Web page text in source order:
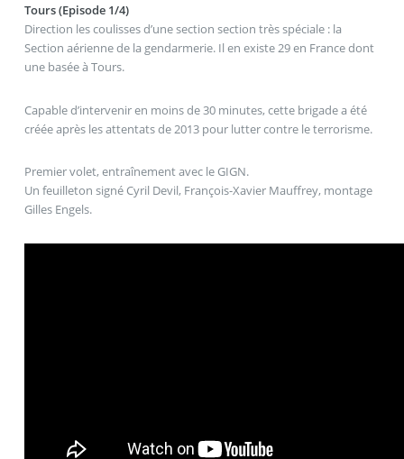
Tours (Episode 1/4)
Direction les coulisses d’une section section très spéciale : la
Section aérienne de la gendarmerie. Il en existe 29 en France dont
une basée à Tours.
Capable d’intervenir en moins de 30 minutes, cette brigade a été
créée après les attentats de 2013 pour lutter contre le terrorisme.
Premier volet, entraînement avec le GIGN.
Un feuilleton signé Cyril Devil, François-Xavier Mauffrey, montage
Gilles Engels.